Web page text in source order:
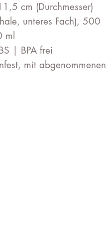
cm (Durchmesser)
unteres Fach), 500
ml
| BPA frei
mit abgenommenen